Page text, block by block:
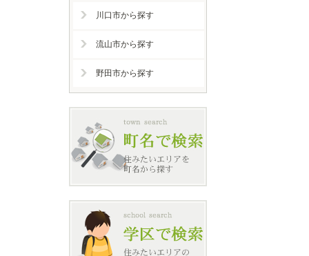
川口市から探す
流山市から探す
野田市から探す